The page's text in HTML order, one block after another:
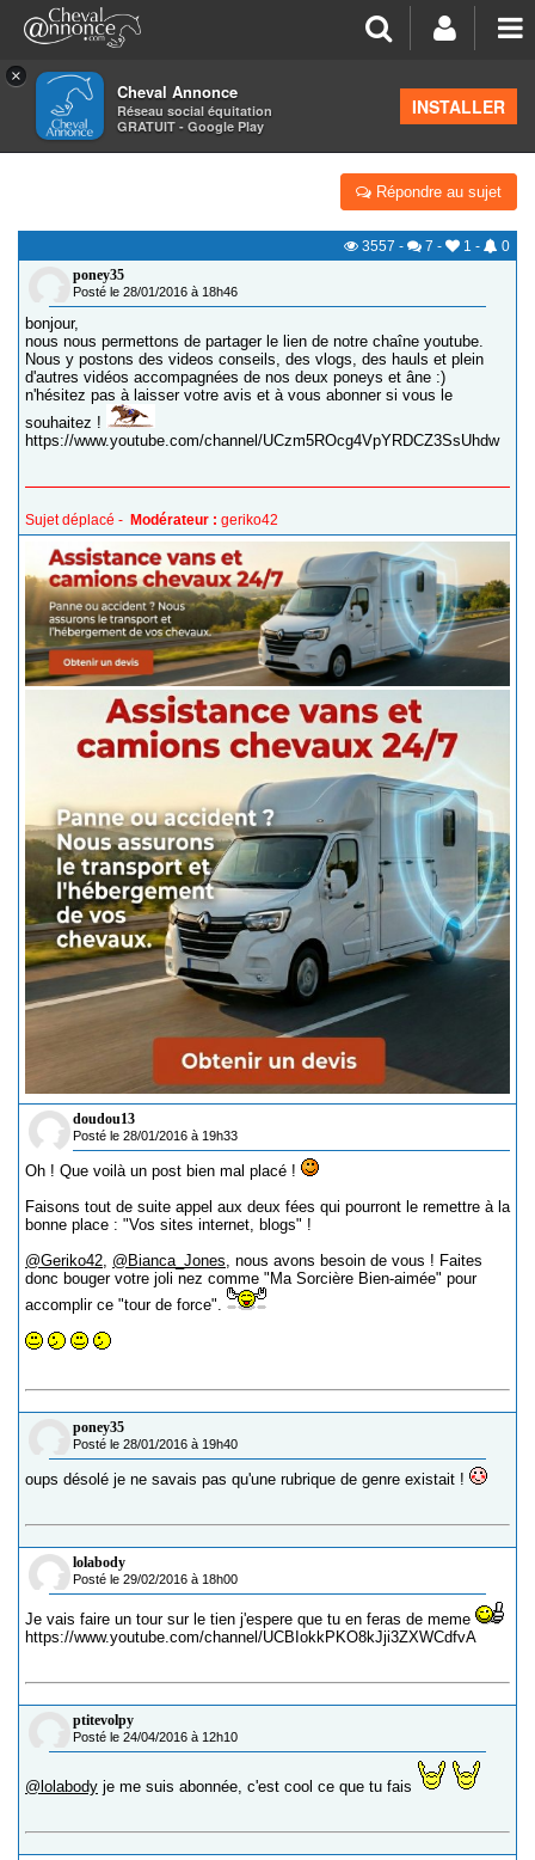
×
Cheval Annonce
Réseau social équitation
GRATUIT - Google Play
INSTALLER
>Vos sites internet, blogs, écuries virtuelles
VENEZ DÉCOUVRIR NOTRE CHAINE YOUTUBE ! :)
Répondre au sujet
3557 - 7 - 1 -
0
poney35
Posté le 28/01/2016 à 18h46
bonjour,
nous nous permettons de partager le lien de notre chaîne youtube.
Nous y postons des videos conseils, des vlogs, des hauls et plein
d'autres vidéos accompagnées de nos deux poneys et âne :)
n'hésitez pas à laisser votre avis et à vous abonner si vous le
souhaitez !
https://www.youtube.com/channel/UCzm5ROcg4VpYRDCZ3SsUhdw
Sujet déplacé - Modérateur : geriko42
doudou13
Posté le 28/01/2016 à 19h33
Oh ! Que voilà un post bien mal placé !
Faisons tout de suite appel aux deux fées qui pourront le remettre à la
bonne place : "Vos sites internet, blogs" !
@Geriko42, @Bianca_Jones, nous avons besoin de vous ! Faites
donc bouger votre joli nez comme "Ma Sorcière Bien-aimée" pour
accomplir ce "tour de force".
poney35
Posté le 28/01/2016 à 19h40
oups désolé je ne savais pas qu'une rubrique de genre existait !
lolabody
Posté le 29/02/2016 à 18h00
Je vais faire un tour sur le tien j'espere que tu en feras de meme
https://www.youtube.com/channel/UCBIokkPKO8kJji3ZXWCdfvA
ptitevolpy
Posté le 24/04/2016 à 12h10
@lolabody je me suis abonnée, c'est cool ce que tu fais